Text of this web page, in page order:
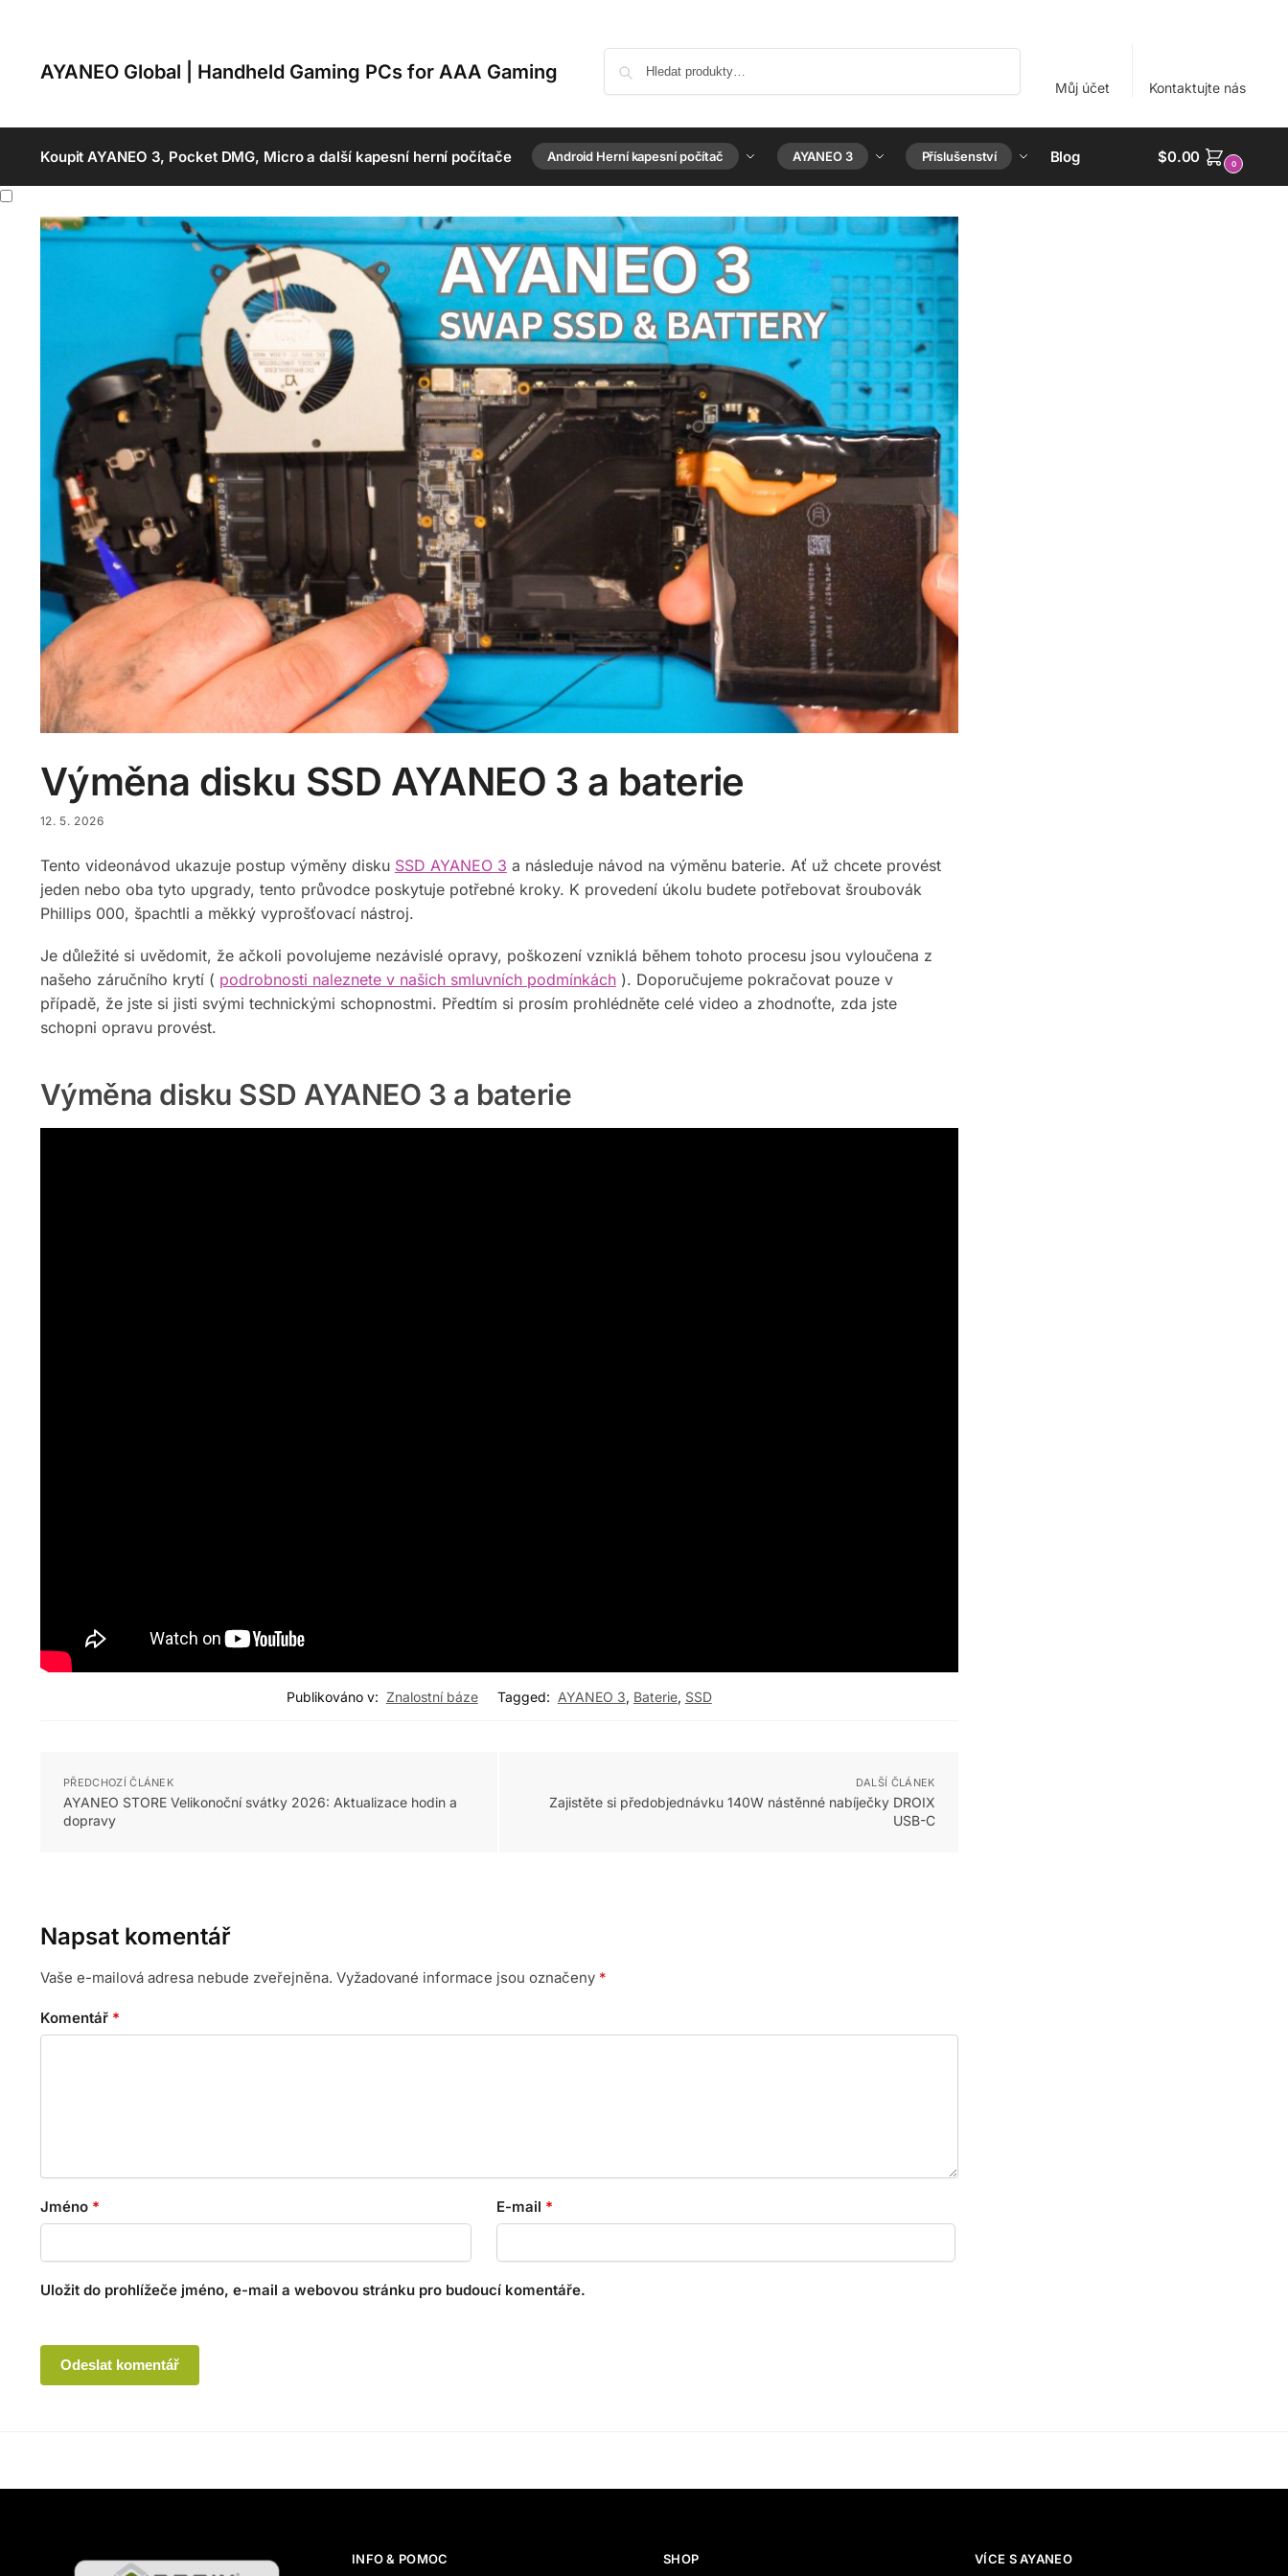
AYANEO Global | Handheld Gaming PCs for AAA Gaming
Můj účet Kontaktujte nás
Koupit AYANEO 3, Pocket DMG, Micro a další kapesní herní počítače Android Herní kapesní počítač AYANEO 3 Příslušenství Blog $0.00 0
Výměna disku SSD AYANEO 3 a baterie
12. 5. 2026
Tento videonávod ukazuje postup výměny disku SSD AYANEO 3 a následuje návod na výměnu baterie. Ať už chcete provést
jeden nebo oba tyto upgrady, tento průvodce poskytuje potřebné kroky. K provedení úkolu budete potřebovat šroubovák
Phillips 000, špachtli a měkký vyprošťovací nástroj.
Je důležité si uvědomit, že ačkoli povolujeme nezávislé opravy, poškození vzniklá během tohoto procesu jsou vyloučena z
našeho záručního krytí ( podrobnosti naleznete v našich smluvních podmínkách). Doporučujeme pokračovat pouze v
případě, že jste si jisti svými technickými schopnostmi. Předtím si prosím prohlédněte celé video a zhodnoťte, zda jste
schopni opravu provést.
Výměna disku SSD AYANEO 3 a baterie
Publikováno v: Znalostní báze Tagged: AYANEO 3, Baterie, SSD
PŘEDCHOZÍ ČLÁNEK
AYANEO STORE Velikonoční svátky 2026: Aktualizace hodin a
dopravy
DALŠÍ ČLÁNEK
Zajistěte si předobjednávku 140W nástěnné nabíječky DROIX
USB-C
Napsat komentář
Vaše e-mailová adresa nebude zveřejněna. Vyžadované informace jsou označeny *
Komentář *
Jméno * E-mail *
Uložit do prohlížeče jméno, e-mail a webovou stránku pro budoucí komentáře.
INFO & POMOC SHOP VÍCE S AYANEO